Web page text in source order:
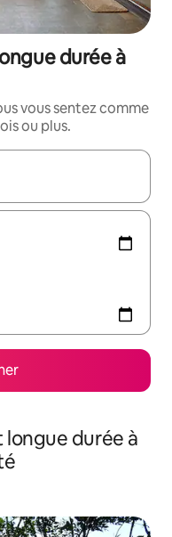
durée à
vous sentez comme
ou plus.
les flèches vers le
durée à